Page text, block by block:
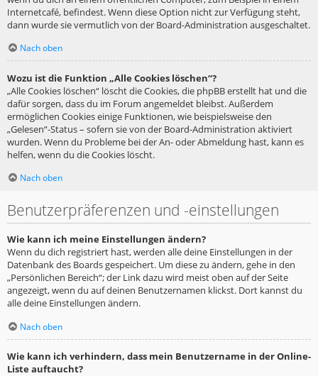
Internetcafé, befindest. Wenn diese Option nicht zur Verfügung steht,
dann wurde sie vermutlich von der Board-Administration ausgeschaltet.
Nach oben
Wozu ist die Funktion „Alle Cookies löschen“?
„Alle Cookies löschen“ löscht die Cookies, die phpBB erstellt hat und die
dafür sorgen, dass du im Forum angemeldet bleibst. Außerdem
ermöglichen Cookies einige Funktionen, wie beispielsweise den
„Gelesen“-Status – sofern sie von der Board-Administration aktiviert
wurden. Wenn du Probleme bei der An- oder Abmeldung hast, kann es
helfen, wenn du die Cookies löscht.
Nach oben
Benutzerpräferenzen und -einstellungen
Wie kann ich meine Einstellungen ändern?
Wenn du dich registriert hast, werden alle deine Einstellungen in der
Datenbank des Boards gespeichert. Um diese zu ändern, gehe in den
„Persönlichen Bereich“; der Link dazu wird meist oben auf der Seite
angezeigt, wenn du auf deinen Benutzernamen klickst. Dort kannst du
alle deine Einstellungen ändern.
Nach oben
Wie kann ich verhindern, dass mein Benutzername in der Online-
Liste auftaucht?